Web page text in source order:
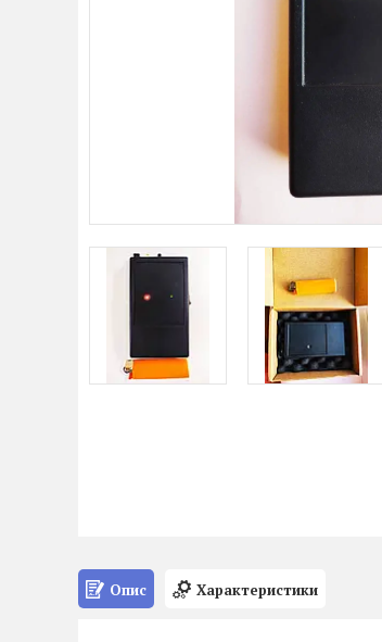
Опис Характеристики